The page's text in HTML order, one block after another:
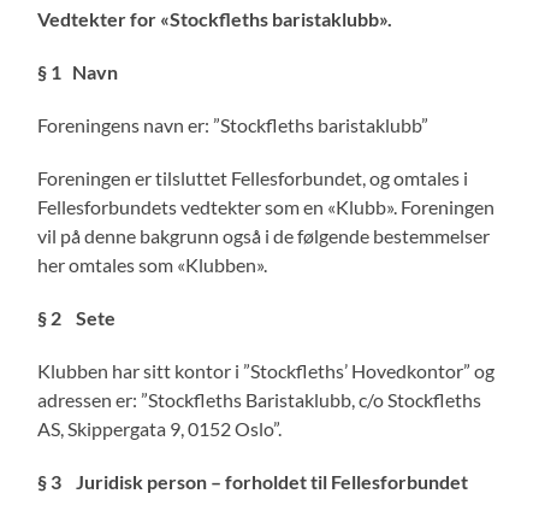
Vedtekter for «Stockfleths baristaklubb».
§ 1 Navn
Foreningens navn er: ”Stockfleths baristaklubb”
Foreningen er tilsluttet Fellesforbundet, og omtales i
Fellesforbundets vedtekter som en «Klubb». Foreningen
vil på denne bakgrunn også i de følgende bestemmelser
her omtales som «Klubben».
§ 2 Sete
Klubben har sitt kontor i ”Stockfleths’ Hovedkontor” og
adressen er: ”Stockfleths Baristaklubb, c/o Stockfleths
AS, Skippergata 9, 0152 Oslo”.
§ 3 Juridisk person – forholdet til Fellesforbundet